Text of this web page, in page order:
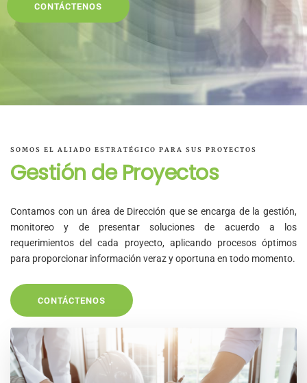
CONTÁCTENOS
SOMOS EL ALIADO ESTRATÉGICO PARA SUS PROYECTOS
Gestión de Proyectos
Contamos con un área de Dirección que se encarga de la gestión,
monitoreo y de presentar soluciones de acuerdo a los
requerimientos del cada proyecto, aplicando procesos óptimos
para proporcionar información veraz y oportuna en todo momento.
CONTÁCTENOS